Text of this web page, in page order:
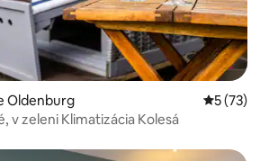
Oldenburg
5 (73)
Svetlé, priestranné, v zeleni Klimatizácia Kolesá